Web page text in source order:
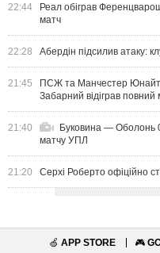
22:44
Реал обіграв
матч
22:28 Абердін підсилив атаку:
21:45
ПСЖ та Манчестер
Забарний відіграв повний
21:40
Буковина — Оболонь
матчу УПЛ
21:20 Серхі Роберто офіційно
🍏 APP STORE 🎮